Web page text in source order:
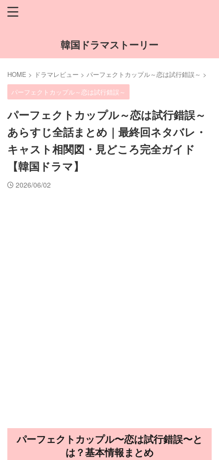
韓国ドラマストーリー
HOME > ドラマレビュー > パーフェクトカップル～恋は試行錯誤～ >
パーフェクトカップル～恋は試行錯誤～
パーフェクトカップル～恋は試行錯誤～
あらすじ全話まとめ｜最終回ネタバレ・
キャスト相関図・見どころ完全ガイド
【韓国ドラマ】
2026/06/02
パーフェクトカップル〜恋は試行錯誤〜と
は？基本情報まとめ